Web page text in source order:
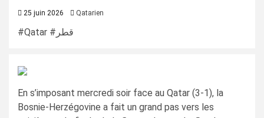
25 juin 2026 Qatarien
#Qatar #قطر
En s’imposant mercredi soir face au Qatar (3-1), la
Bosnie-Herzégovine a fait un grand pas vers les